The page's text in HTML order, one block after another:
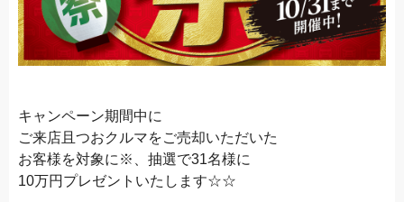
キャンペーン期間中に
ご来店且つおクルマをご売却いただいた
お客様を対象に※、抽選で31名様に
10万円プレゼントいたします☆☆